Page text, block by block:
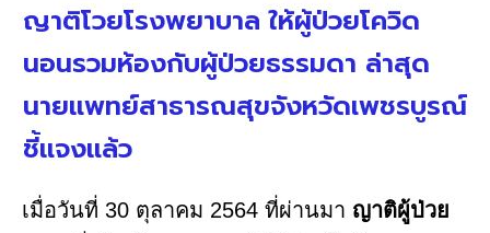
ญาติโวยโรงพยาบาล ให้ผู้ป่วยโควิด
นอนรวมห้องกับผู้ป่วยธรรมดา ล่าสุด
นายแพทย์สาธารณสุขจังหวัดเพชรบูรณ์
ชี้แจงแล้ว
เมื่อวันที่ 30 ตุลาคม 2564 ที่ผ่านมา ญาติผู้ป่วย